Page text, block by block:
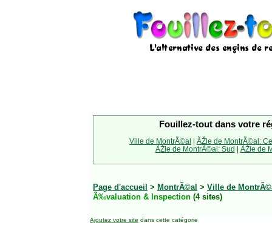
Fouillez-tout dans votre
Ville de MontrÃ©al | ÃŽle de MontrÃ©al:
ÃŽle de MontrÃ©al: Sud | ÃŽle de
Page d'accueil > MontrÃ©al > Ville de
Ã‰valuation & Inspection (4 sites)
Ajoutez votre site dans cette catégorie